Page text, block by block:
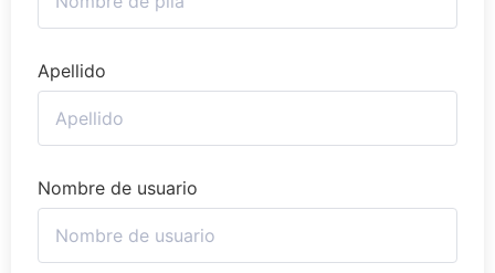
Apellido
Nombre de usuario